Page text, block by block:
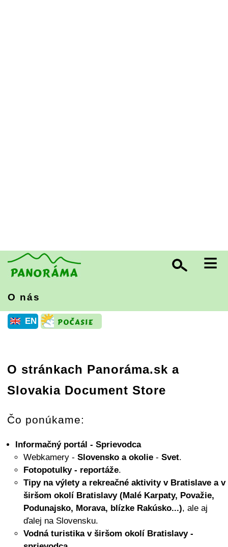
≡
O nás
EN
O stránkach Panoráma.sk a
Slovakia Document Store
Čo ponúkame:
Informačný portál - Sprievodca
Webkamery - Slovensko a okolie - Svet.
Fotopotulky - reportáže.
Tipy na výlety a rekreačné aktivity v Bratislave a v
širšom okolí Bratislavy (Malé Karpaty, Považie,
Podunajsko, Morava, blízke Rakúsko...), ale aj
ďalej na Slovensku.
Vodná turistika v širšom okolí Bratislavy -